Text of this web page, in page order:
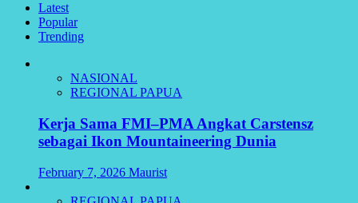
Latest
Popular
Trending
NASIONAL
REGIONAL PAPUA
Kerja Sama FMI–PMA Angkat Carstensz
sebagai Ikon Mountaineering Dunia
February 7, 2026 Maurist